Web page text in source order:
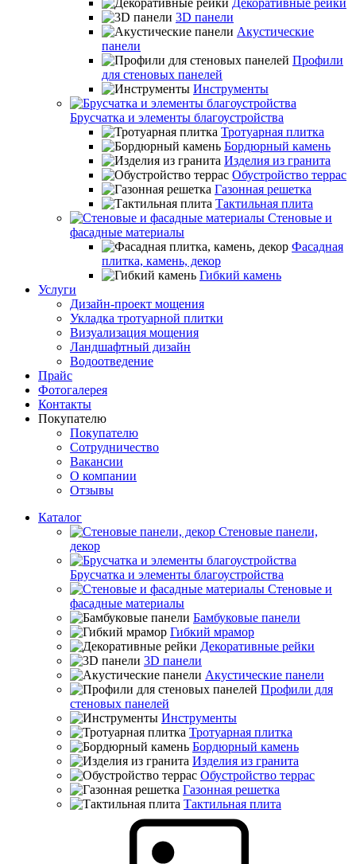
Декоративные рейки
3D панели
Акустические
панели
Профили
для стеновых панелей
Инструменты
Брусчатка и элементы благоустройства
Тротуарная плитка
Бордюрный камень
Изделия из гранита
Обустройство террас
Газонная решетка
Тактильная плита
Стеновые и
фасадные материалы
Фасадная
плитка, камень, декор
Гибкий камень
Услуги
Дизайн-проект мощения
Укладка тротуарной плитки
Визуализация мощения
Ландшафтный дизайн
Водоотведение
Прайс
Фотогалерея
Контакты
Покупателю
Покупателю
Сотрудничество
Вакансии
О компании
Отзывы
Каталог
Стеновые панели,
декор
Брусчатка и элементы благоустройства
Стеновые и
фасадные материалы
Бамбуковые панели
Гибкий мрамор
Декоративные рейки
3D панели
Акустические панели
Профили для
стеновых панелей
Инструменты
Тротуарная плитка
Бордюрный камень
Изделия из гранита
Обустройство террас
Газонная решетка
Тактильная плита